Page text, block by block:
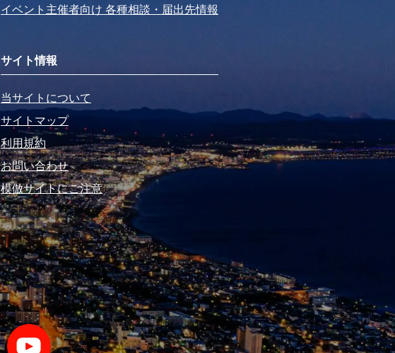
イベント主催者向け 各種相談・届出先情報
サイト情報
当サイトについて
サイトマップ
利用規約
お問い合わせ
模倣サイトにご注意